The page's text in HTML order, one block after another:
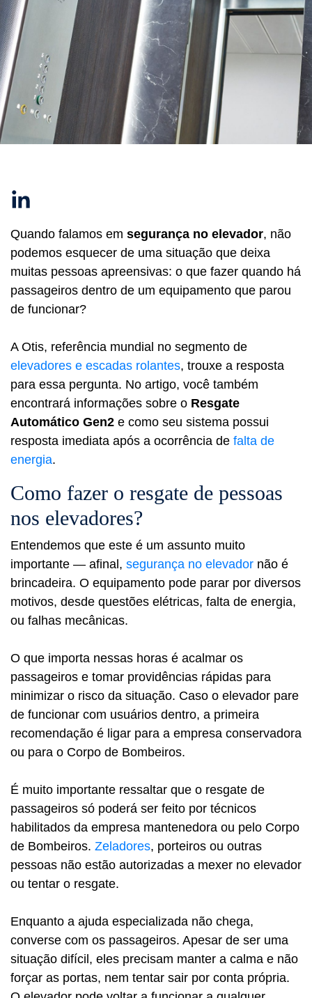
Linkedin
Quando falamos em segurança no elevador, não
podemos esquecer de uma situação que deixa
muitas pessoas apreensivas: o que fazer quando há
passageiros dentro de um equipamento que parou
de funcionar?
A Otis, referência mundial no segmento de
elevadores e escadas rolantes, trouxe a resposta
para essa pergunta. No artigo, você também
encontrará informações sobre o Resgate
Automático Gen2 e como seu sistema possui
resposta imediata após a ocorrência de falta de
energia.
Como fazer o resgate de pessoas
nos elevadores?
Entendemos que este é um assunto muito
importante — afinal, segurança no elevador não é
brincadeira. O equipamento pode parar por diversos
motivos, desde questões elétricas, falta de energia,
ou falhas mecânicas.
O que importa nessas horas é acalmar os
passageiros e tomar providências rápidas para
minimizar o risco da situação. Caso o elevador pare
de funcionar com usuários dentro, a primeira
recomendação é ligar para a empresa conservadora
ou para o Corpo de Bombeiros.
É muito importante ressaltar que o resgate de
passageiros só poderá ser feito por técnicos
habilitados da empresa mantenedora ou pelo Corpo
de Bombeiros. Zeladores, porteiros ou outras
pessoas não estão autorizadas a mexer no elevador
ou tentar o resgate.
Enquanto a ajuda especializada não chega,
converse com os passageiros. Apesar de ser uma
situação difícil, eles precisam manter a calma e não
forçar as portas, nem tentar sair por conta própria.